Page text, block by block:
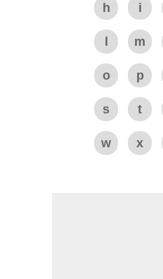
h i
m
o p
s t
w x